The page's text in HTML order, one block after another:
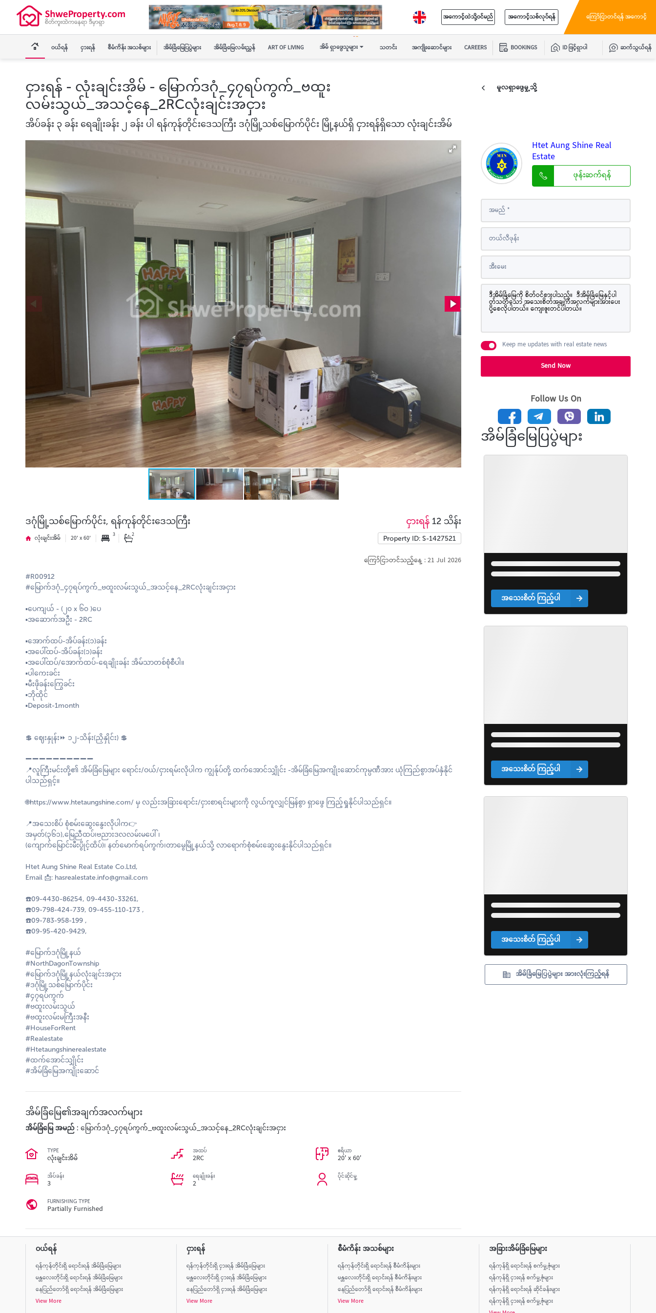
အကောင့်ထဲသို့ဝင်မည် အကောင့်သစ်လုပ်ရန် ကြော်ငြာတင်ရန် အကောင့်
ဝယ်ရန် ငှားရန် စီမံကိန်း အသစ်များ အိမ်ခြံမြေပြပွဲများ အိမ်ခြံမြေလမ်းညွှန် ART OF LIVING အိမ် ရှာဖွေသူများ သတင်း အကျိုးဆောင်များ CAREERS BOOKINGS ID ဖြင့်ရှာပါ ဆက်သွယ်ရန်
ငှားရန် - လုံးချင်းအိမ် - မြောက်ဒဂုံ_၄၇ရပ်ကွက်_ဗထူး
လမ်းသွယ်_အသင့်နေ_2RCလုံးချင်းအငှား
အိပ်ခန်း ၃ ခန်း ရေချိုးခန်း ၂ ခန်း ပါ ရန်ကုန်တိုင်းဒေသကြီး ဒဂုံမြို့သစ်မြောက်ပိုင်း မြို့နယ်ရှိ ငှားရန်ရှိသော လုံးချင်းအိမ်
မူလရှာဖွေမှု့သို့
ဒဂုံမြို့သစ်မြောက်ပိုင်း, ရန်ကုန်တိုင်းဒေသကြီး ငှားရန် 12 သိန်း
လုံးချင်းအိမ် 20' x 60' 3 2 Property ID: S-1427521
ကြော်ငြာတင်သည့်နေ့ : 21 Jul 2026
#R00912
#မြောက်ဒဂုံ_၄၇ရပ်ကွက်_ဗထူးလမ်းသွယ်_အသင့်နေ_2RCလုံးချင်းအငှား
▪️ပေကျယ် - (၂၀ x ၆၀ )ပေ
▪️အဆောက်အဦး - 2RC
▪️အောက်ထပ်-အိပ်ခန်း(၁)ခန်း
▪️အပေါ်ထပ်-အိပ်ခန်း(၁)ခန်း
▪️အပေါ်ထပ်/အောက်ထပ်-ရေချိုးခန်း အိမ်သာတစ်စုံစီပါ။
▪️ပါကေးခင်း
▪️မီးဖိုခန်းကြွေခင်း
▪️ဘိုထိုင်
▪️Deposit-1month
💲 ဈေးနှုန်း⏩ ၁၂-သိန်း(ညှိနှိုင်း) 💲
➖➖➖➖➖➖➖➖➖➖
📍လူကြီးမင်းတို့၏ အိမ်ခြံမြေများ ရောင်း/ဝယ်/ငှားရမ်းလိုပါက ကျွန်ုပ်တို့ ထက်အောင်သျှိုင်း -အိမ်ခြံမြေအကျိုးဆောင်ကုမ္ပဏီအား ယုံကြည်စွာအပ်နှံနိုင်
ပါသည်ရှင့်။
🌐https://www.htetaungshine.com/ မှ လည်းအခြားရောင်း/ငှားစာရင်းများကို လွယ်ကူလျှင်မြန်စွာ ရှာဖွေ ကြည့်ရှုနိုင်ပါသည်ရှင်။
📍အသေးစိပ် စုံစမ်းဆွေးနွေးလိုပါက👉
အမှတ်(၃၆၁),မြေညီထပ်၊ဗညားဒလလမ်းမပေါ် ၊
(ကျောက်မြောင်းမီးပွိုင့်ထိပ်)၊ နတ်မောက်ရပ်ကွက်၊တာမွေမြို့နယ်သို့ လာရောက်စုံစမ်းဆွေးနွေးနိုင်ပါသည်ရှင်။
Htet Aung Shine Real Estate Co.Ltd,
Email 📩: hasrealestate.info@gmail.com
☎️09-4430-86254, 09-4430-33261,
☎️09-798-424-739, 09-455-110-173 ,
☎️09-783-958-199 ,
☎️09-95-420-9429,
#မြောက်ဒဂုံမြို့နယ်
#NorthDagonTownship
#မြောက်ဒဂုံမြို့နယ်လုံးချင်းအငှား
#ဒဂုံမြို့သစ်မြောက်ပိုင်း
#၄၇ရပ်ကွက်
#ဗထူးလမ်းသွယ်
#ဗထူးလမ်းမကြီးအနီး
#HouseForRent
#Realestate
#Htetaungshinerealestate
#ထက်အောင်သျှိုင်း
#အိမ်ခြံမြေအကျိုးဆောင်
အိမ်ခြံမြေ၏အချက်အလက်များ
အိမ်ခြံမြေ အမည် : မြောက်ဒဂုံ_၄၇ရပ်ကွက်_ဗထူးလမ်းသွယ်_အသင့်နေ_2RCလုံးချင်းအငှား
TYPE
လုံးချင်းအိမ်
အထပ်
2RC
ဧရိယာ
20' x 60'
အိပ်ခန်း
3
ရေချိုးခန်း
2
ပိုင်ဆိုင်မှု့
FURNISHING TYPE
Partially Furnished
Htet Aung Shine Real
Estate
ဖုန်းဆက်ရန်
Keep me updates with real estate news
Send Now
Follow Us On
အိမ်ခြံမြေပြပွဲများ
အသေးစိတ် ကြည့်ပါ
အသေးစိတ် ကြည့်ပါ
အသေးစိတ် ကြည့်ပါ
အိမ်ခြံမြေပြပွဲများ အားလုံးကြည့်ရန်
ဝယ်ရန်
ရန်ကုန်တိုင်းရှိ ရောင်းရန် အိမ်ခြံမြေများ
မန္တလေးတိုင်းရှိ ရောင်းရန် အိမ်ခြံမြေများ
နေပြည်တော်ရှိ ရောင်းရန် အိမ်ခြံမြေများ
View More
ငှားရန်
ရန်ကုန်တိုင်းရှိ ငှားရန် အိမ်ခြံမြေများ
မန္တလေးတိုင်းရှိ ငှားရန် အိမ်ခြံမြေများ
နေပြည်တော်ရှိ ငှားရန် အိမ်ခြံမြေများ
View More
စီမံကိန်း အသစ်များ
ရန်ကုန်တိုင်းရှိ ရောင်းရန် စီမံကိန်းများ
မန္တလေးတိုင်းရှိ ရောင်းရန် စီမံကိန်းများ
နေပြည်တော်ရှိ ရောင်းရန် စီမံကိန်းများ
View More
အခြားအိမ်ခြံမြေများ
ရန်ကုန်ရှိ ရောင်းရန် စက်မှု့ဇုံများ
ရန်ကုန်ရှိ ငှားရန် စက်မှု့ဇုံများ
ရန်ကုန်ရှိ ရောင်းရန် ဆိုင်ခန်းများ
ရန်ကုန်ရှိ ငှားရန် စက်မှု့ဇုံများ